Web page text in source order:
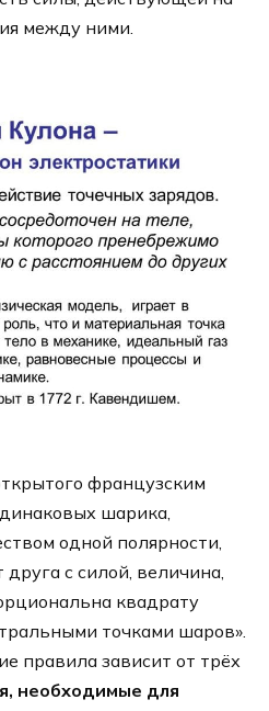
между ними.
французским
шарика,
одной полярности,
с силой, величина,
квадрату
точками шаров».
правила зависит от трёх
необходимые для